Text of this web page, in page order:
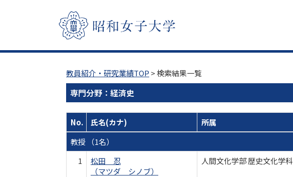
教員紹介・研究業績TOP > 検索結果一覧
専門分野：経済史
No. 氏名(カナ) 所属
教授 （1名）
1
松田 忍
（マツダ シノブ）
人間文化学部 歴史文化学科